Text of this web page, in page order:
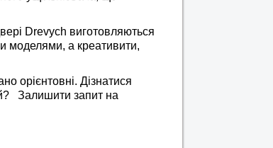
Drevych виготовляються
моделями, а креативити,
орієнтовні. Дізнатися
Залишити запит на